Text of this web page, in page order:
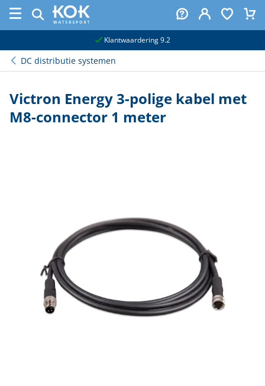
Klantwaardering 9.2
DC distributie systemen
Victron Energy 3-polige kabel met
M8-connector 1 meter